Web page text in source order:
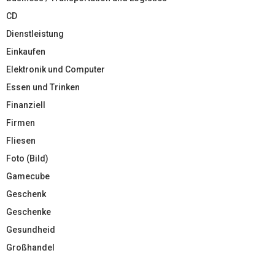
CD
Dienstleistung
Einkaufen
Elektronik und Computer
Essen und Trinken
Finanziell
Firmen
Fliesen
Foto (Bild)
Gamecube
Geschenk
Geschenke
Gesundheid
Großhandel